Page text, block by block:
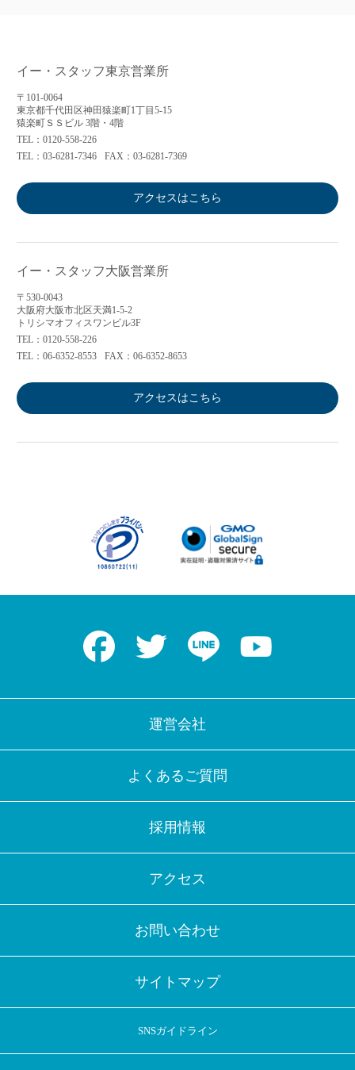
イー・スタッフ東京営業所
〒101-0064
東京都千代田区神田猿楽町1丁目5-15
猿楽町ＳＳビル 3階・4階
TEL：0120-558-226
TEL：03-6281-7346
FAX：03-6281-7369
アクセスはこちら
イー・スタッフ大阪営業所
〒530-0043
大阪府大阪市北区天満1-5-2
トリシマオフィスワンビル3F
TEL：0120-558-226
TEL：06-6352-8553
FAX：06-6352-8653
アクセスはこちら
Facebook Twitter LINE
運営会社
よくあるご質問
採用情報
アクセス
お問い合わせ
サイトマップ
SNSガイドライン